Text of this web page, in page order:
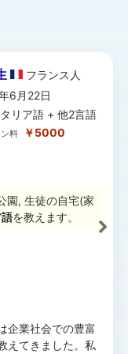
フランス 人
6月22日
リア語 + 他2言語
料 ￥5000
園, 生徒の自宅(家
を教えます。
企業社会での豊富
えてきました。私